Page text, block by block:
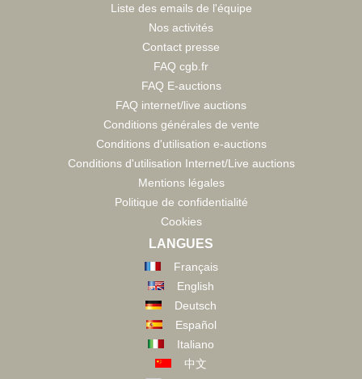
Liste des emails de l'équipe
Nos activités
Contact presse
FAQ cgb.fr
FAQ E-auctions
FAQ internet/live auctions
Conditions générales de vente
Conditions d'utilisation e-auctions
Conditions d'utilisation Internet/Live auctions
Mentions légales
Politique de confidentialité
Cookies
LANGUES
Français
English
Deutsch
Español
Italiano
中文